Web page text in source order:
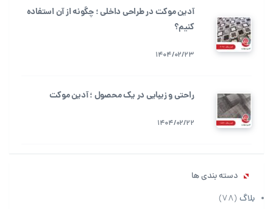
آدین موکت در طراحی داخلی ؛ چگونه از آن استفاده
کنیم؟
1404/02/23
راحتی و زیبایی در یک محصول ؛ آدین موکت
1404/02/22
دسته بندی ها
بلاگ (78)